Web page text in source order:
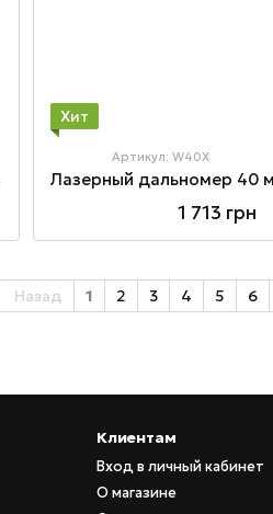
Хит
Артикул: W40X
1 713 грн
Назад 1 2 3 4 5 6
Клиентам
Вход в личный кабинет
О магазине